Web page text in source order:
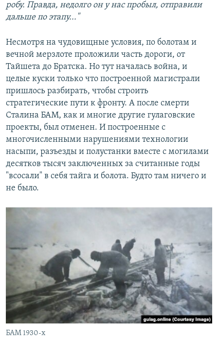
робу. Правда, недолго он у нас пробыл, отправили
дальше по этапу..."
Несмотря на чудовищные условия, по болотам и
вечной мерзлоте проложили часть дороги, от
Тайшета до Братска. Но тут началась война, и
целые куски только что построенной магистрали
пришлось разбирать, чтобы строить
стратегические пути к фронту. А после смерти
Сталина БАМ, как и многие другие гулаговские
проекты, был отменен. И построенные с
многочисленными нарушениями технологии
насыпи, разъезды и полустанки вместе с могилами
десятков тысяч заключенных за считанные годы
"всосали" в себя тайга и болота. Будто там ничего и
не было.
БАМ 1930-х